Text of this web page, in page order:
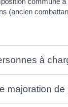
(ancien
à
majoration de